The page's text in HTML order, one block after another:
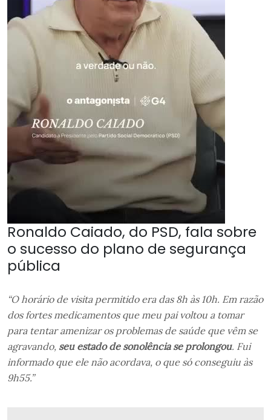
Ronaldo Caiado, do PSD, fala sobre
o sucesso do plano de segurança
pública
“O horário de visita permitido era das 8h às 10h. Em razão
dos fortes medicamentos que meu pai voltou a tomar
para tentar amenizar os problemas de saúde que vêm se
agravando, seu estado de sonolência se prolongou. Fui
informado que ele não acordava, o que só conseguiu às
9h55.”